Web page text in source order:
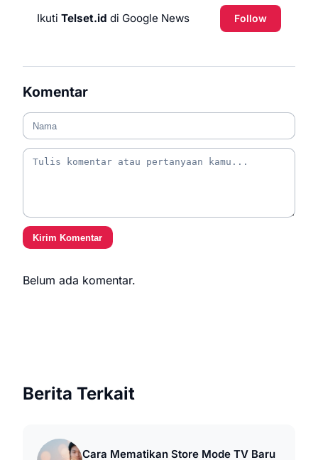
Ikuti Telset.id di Google News Follow
Komentar
Kirim Komentar
Belum ada komentar.
Berita Terkait
Cara Mematikan Store Mode TV Baru